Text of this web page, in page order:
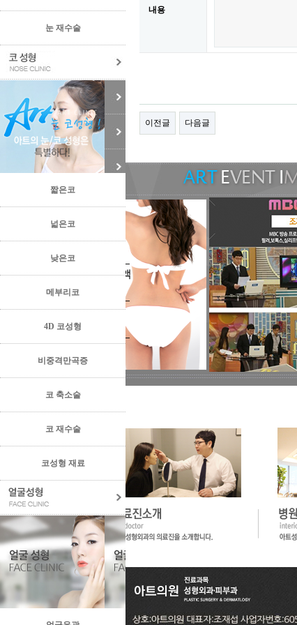
눈 재수술
짧은코
넓은코
낮은코
메부리코
4D 코성형
비중격만곡증
코 축소술
코 재수술
코성형 재료
내용
이전글 다음글